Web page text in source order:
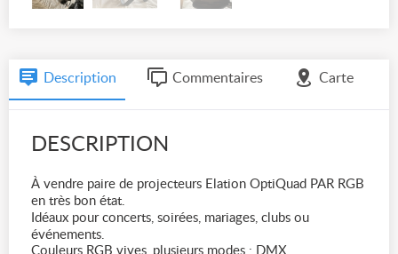
Description Commentaires Carte
DESCRIPTION
À vendre paire de projecteurs Elation OptiQuad PAR RGB
en très bon état.
Idéaux pour concerts, soirées, mariages, clubs ou
événements.
Couleurs RGB vives, plusieurs modes : DMX,